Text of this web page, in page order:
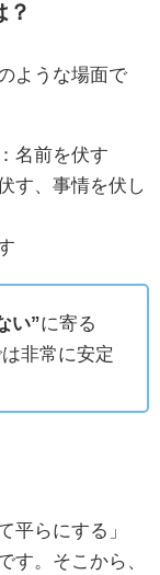
？
ような場面で
名前を伏す
す、事情を伏し
い”に寄る
非常に安定
平らにする」
す。そこから、